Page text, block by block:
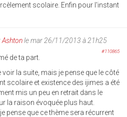
scolaire. Enfin pour l'instant
Ashtonle mar 26/11/2013 à 21h25
#110865
de ta part.
voir la suite, mais je pense que le côté
scolaire et existence des ijimes a été
mis un peu en retrait dans le
la raison évoquée plus haut.
pense que ce thème sera récurrent